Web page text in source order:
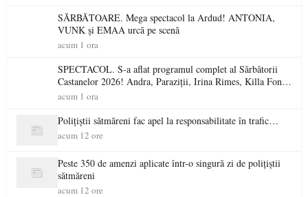
SĂRBĂTOARE. Mega spectacol la Ardud! ANTONIA,
VUNK și EMAA urcă pe scenă
acum 1 ora
SPECTACOL. S-a aflat programul complet al Sărbătorii
Castanelor 2026! Andra, Paraziții, Irina Rimes, Killa Fonic,
Zdob și Zdub și Fuego vin la Baia Mare
acum 1 ora
Polițiștii sătmăreni fac apel la responsabilitate în trafic…
acum 12 ore
Peste 350 de amenzi aplicate într-o singură zi de polițiștii
sătmăreni
acum 12 ore